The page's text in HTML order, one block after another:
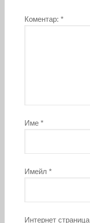
Коментар: *
Име *
Имейл *
Интернет страница